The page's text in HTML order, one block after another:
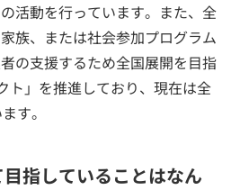
活動を行っています。また、全
族、または社会参加プログラム
の支援するため全国展開を目指
ト」を推進しており、現在は全
す。
指していることはなん